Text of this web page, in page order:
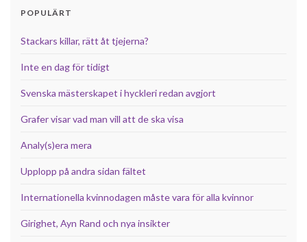
POPULÄRT
Stackars killar, rätt åt tjejerna?
Inte en dag för tidigt
Svenska mästerskapet i hyckleri redan avgjort
Grafer visar vad man vill att de ska visa
Analy(s)era mera
Upplopp på andra sidan fältet
Internationella kvinnodagen måste vara för alla kvinnor
Girighet, Ayn Rand och nya insikter